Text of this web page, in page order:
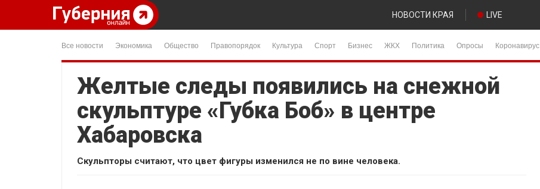
НОВОСТИ КРАЯ LIVE
Все новости Экономика Общество Правопорядок Культура Спорт Бизнес ЖКХ Политика Опросы Коронавирус
Желтые следы появились на снежной
скульптуре «Губка Боб» в центре
Хабаровска
Скульпторы считают, что цвет фигуры изменился не по вине человека.